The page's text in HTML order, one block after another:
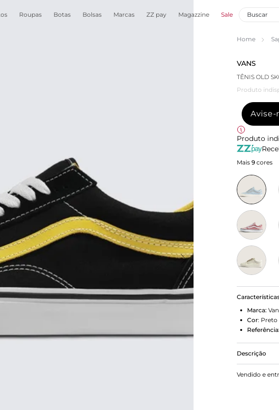
Roupas Botas Bolsas Marcas ZZ pay Magazzine Sale
Home
VANS
TÊNIS OLD
Produto
Avise-
Produto
Mais 9 cores
Marca:
Cor: Preto
Referência:
Descrição
Ícone
lançado em
Vendido e